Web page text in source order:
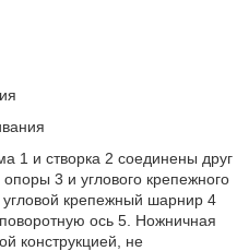
1 и створка 2 соединены друг
3 и углового крепежного
крепежный шарнир 4
ось 5. Ножничная
конструкцией, не